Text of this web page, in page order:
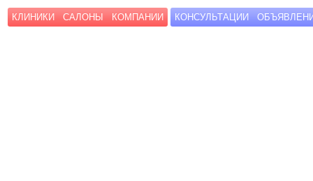
КЛИНИКИ САЛОНЫ КОМПАНИИ КОНСУЛЬТАЦИИ